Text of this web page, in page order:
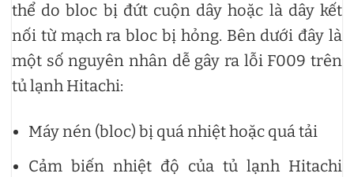
thể do bloc bị đứt cuộn dây hoặc là dây kết
nối từ mạch ra bloc bị hỏng. Bên dưới đây là
một số nguyên nhân dễ gây ra lỗi F009 trên
tủ lạnh Hitachi:
Máy nén (bloc) bị quá nhiệt hoặc quá tải
Cảm biến nhiệt độ của tủ lạnh Hitachi